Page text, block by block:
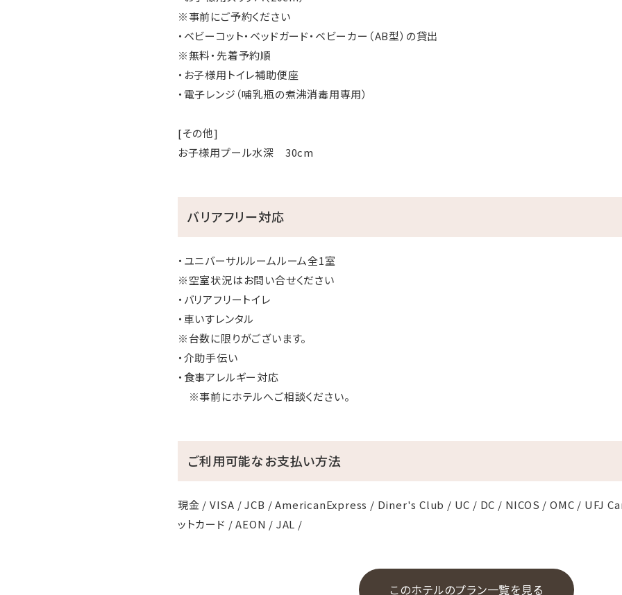
※事前にご予約ください
・ベビーコット・ベッドガード・ベビーカー（AB型）の貸出
※無料・先着予約順
・お子様用トイレ補助便座
・電子レンジ（哺乳瓶の煮沸消毒用専用）
[その他]
お子様用プール水深 30cm
バリアフリー対応
・ユニバーサルルームルーム全1室
※空室状況はお問い合せください
・バリアフリートイレ
・車いすレンタル
※台数に限りがございます。
・介助手伝い
・食事アレルギー対応
※事前にホテルへご相談ください。
ご利用可能なお支払い方法
現金 / VISA / JCB / AmericanExpress / Diner's Club / UC / DC / NICOS / OMC / UFJ
ットカード / AEON / JAL /
このホテルのプラン一覧を見る